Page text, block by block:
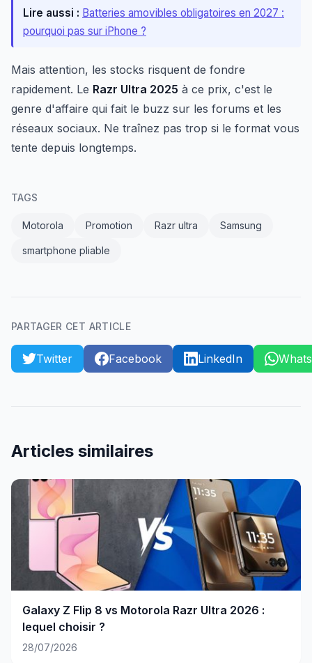
Lire aussi : Batteries amovibles obligatoires en 2027 :
pourquoi pas sur iPhone ?
Mais attention, les stocks risquent de fondre
rapidement. Le Razr Ultra 2025 à ce prix, c'est le
genre d'affaire qui fait le buzz sur les forums et les
réseaux sociaux. Ne traînez pas trop si le format vous
tente depuis longtemps.
TAGS
Motorola Promotion Razr ultra Samsung
smartphone pliable
PARTAGER CET ARTICLE
Twitter Facebook LinkedIn
Articles similaires
Galaxy Z Flip 8 vs Motorola Razr Ultra 2026 :
lequel choisir ?
28/07/2026